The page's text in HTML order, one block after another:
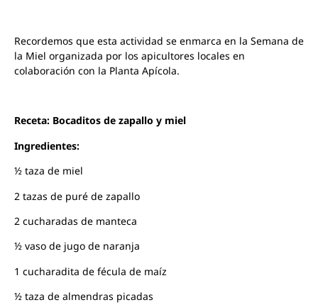
Recordemos que esta actividad se enmarca en la Semana de
la Miel organizada por los apicultores locales en
colaboración con la Planta Apícola.
Receta: Bocaditos de zapallo y miel
Ingredientes:
½ taza de miel
2 tazas de puré de zapallo
2 cucharadas de manteca
½ vaso de jugo de naranja
1 cucharadita de fécula de maíz
½ taza de almendras picadas